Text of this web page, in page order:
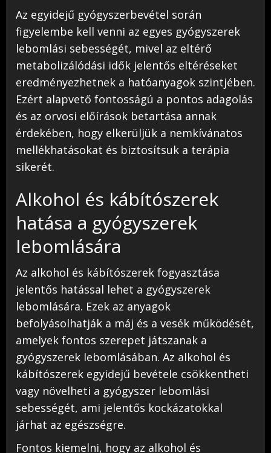
Az egyidejű gyógyszerbevétel során
figyelembe kell venni az egyes gyógyszerek
lebomlási sebességét, mivel az eltérő
metabolizálódási idők jelentős eltéréseket
eredményezhetnek a hatóanyagok szintjében.
Ezért alapvető fontosságú a pontos adagolás
és az orvosi előírások betartása annak
érdekében, hogy elkerüljük a nemkívánatos
mellékhatásokat és biztosítsuk a terápia
sikerét.
Alkohol és kábítószerek
hatása a gyógyszerek
lebomlására
Az alkohol és kábítószerek fogyasztása
jelentős hatással lehet a gyógyszerek
lebomlására. Ezek az anyagok
befolyásolhatják a máj és a vesék működését,
amelyek fontos szerepet játszanak a
gyógyszerek lebomlásában. Az alkohol és
kábítószerek egyidejű bevétele csökkentheti
vagy növelheti a gyógyszer lebomlási
sebességét, ami jelentős kockázatokkal
járhat az egészségre.
Fontos kiemelni, hogy az alkohol és